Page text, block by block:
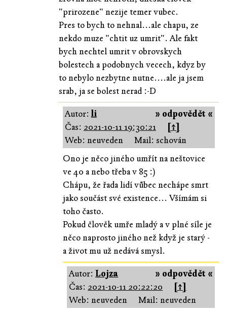
"prirozene" nezije temer vubec.
Pres to bych to nehnal...ale chapu, ze
nekdo muze "chtit uz umrit". Ale fakt
bych nechtel umrit v obrovskych
bolestech a podobnych vecech, kdyz by
to nebylo nezbytne nutne....ale ja jsem
srab, ja se bolest nerad :-D
» odpovědět «
Autor:li
Čas: 2021-10-11 19:30:21
[↑]
Web: neuveden
Mail: schován
Ono je něco jiného umřít na neštovice
ve 40 a nebo třeba v 85 :)
Chápu, že řada lidí vůbec nechápe smrt
jako součást své existence... Všímám si
toho často.
Pokud člověk umře mladý a v plné síle je
něco naprosto jiného než když je starý -
a život mu už nedává smysl.
» odpovědět «
Autor:Lojza
Čas: 2021-10-11 20:22:20
[↑]
Web: neuveden
Mail: neuveden